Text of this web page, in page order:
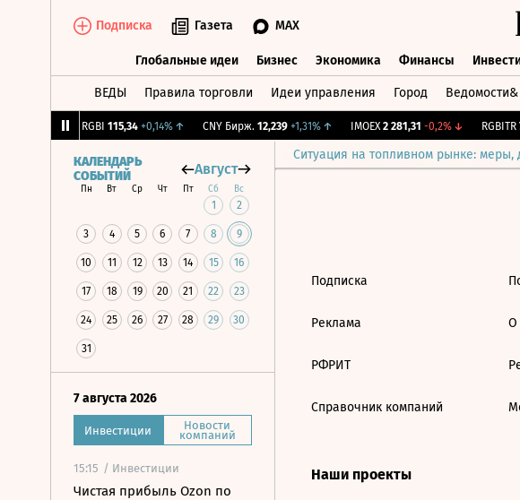
Подписка Газета MAX
Глобальные идеи Бизнес Экономика Финансы
ВЕДЫ Правила торговли Идеи управления Город Ведомости&
RGBI 115,34 +0,14%↑ CNY Бирж. 12,239 +1,31%↑ IMOEX 2 281,31 -0,2%↓ RGBITR
Ситуация на топливном рынке: меры,
КАЛЕНДАРЬ
СОБЫТИЙ
Август
Пн Вт Ср Чт Пт Сб Вс
1 2
3 4 5 6 7 8 9
10 11 12 13 14 15 16
17 18 19 20 21 22 23
24 25 26 27 28 29 30
31
7 августа 2026
Инвестиции Новости
компаний
15:15 / Инвестиции
Чистая прибыль Ozon по
Подписка
Реклама
РФРИТ
Справочник компаний
О
Наши проекты